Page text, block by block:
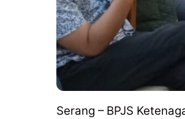
Serang – BPJS